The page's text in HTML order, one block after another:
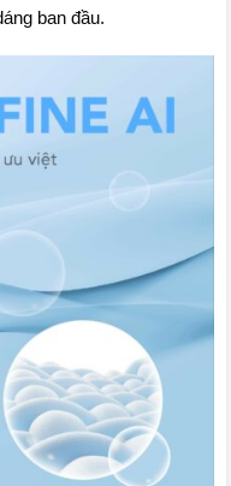
ban đầu.